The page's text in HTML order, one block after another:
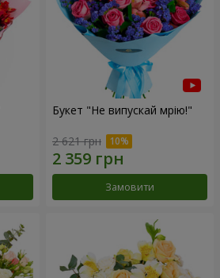
Букет "Не випускай мрію!"
2 621 грн
Замовити